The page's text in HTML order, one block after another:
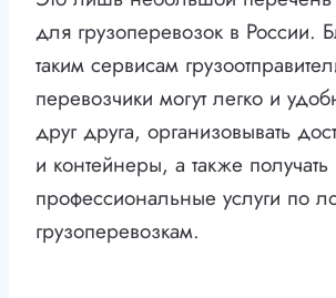
для грузоперевозок в России.
таким сервисам
перевозчики могут легко и
друг друга, организовывать
и контейнеры, а также получать
профессиональные услуги по
грузоперевозкам.